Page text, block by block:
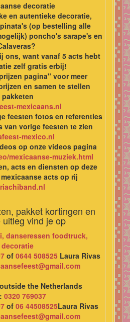
decoratie
en autentieke decoratie,
(op bestelling alle
poncho's sarape's en
ons, want vanaf 5 acts hebt
zelf gratis erbij!
pagina" voor meer
en samen te stellen
pakketen
mexicaans.nl
feesten fotos en referenties
van vorige feesten te zien
mexico.nl
op onze videos pagina
mexicaanse-muziek.html
acts en diensten op deze
acts op rij
pakket kortingen en
vind je op
danseressen foodtruck,
decoratie
of 0644 508525 Laura Rivas
the Netherlands
0320 769037
of 06 44508525Laura Rivas